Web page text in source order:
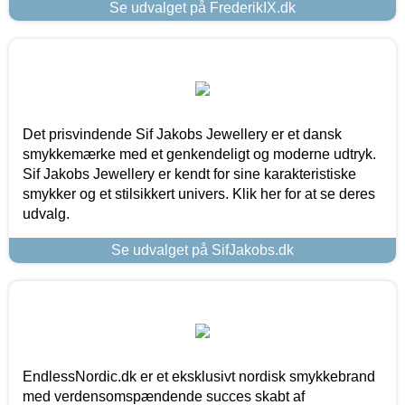
Se udvalget på FrederikIX.dk
Det prisvindende Sif Jakobs Jewellery er et dansk
smykkemærke med et genkendeligt og moderne udtryk.
Sif Jakobs Jewellery er kendt for sine karakteristiske
smykker og et stilsikkert univers. Klik her for at se deres
udvalg.
Se udvalget på SifJakobs.dk
EndlessNordic.dk er et eksklusivt nordisk smykkebrand
med verdensomspændende succes skabt af